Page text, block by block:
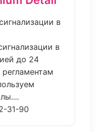
в
в
до 24
31-90